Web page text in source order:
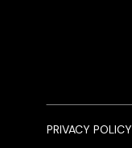
PRIVACY POLICY